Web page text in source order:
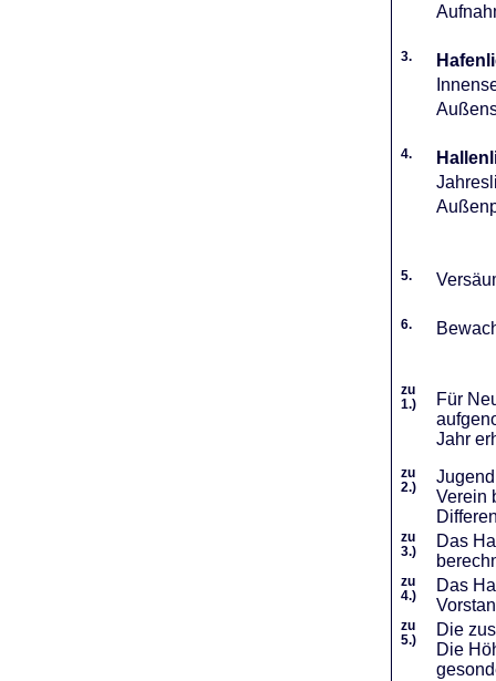
3.
4.
5.
6.
zu
1.)
Für
Jahr
zu
2.)
Verein
zu
3.)
Das
zu
4.)
Das
zu
5.)
Die
Die